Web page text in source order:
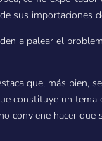
sus importaciones
a palear el
que, más bien,
constituye un tema
conviene hacer que